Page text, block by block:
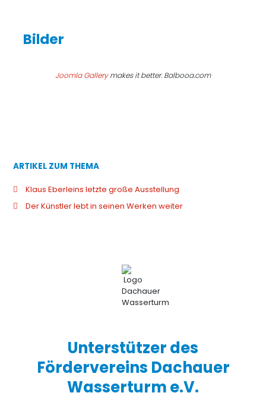
Joomla Gallerymakes it better. Balbooa.com
ARTIKEL ZUM THEMA
Klaus Eberleins letzte große Ausstellung
Der Künstler lebt in seinen Werken weiter
Unterstützer des
Fördervereins Dachauer
Wasserturm e.V.